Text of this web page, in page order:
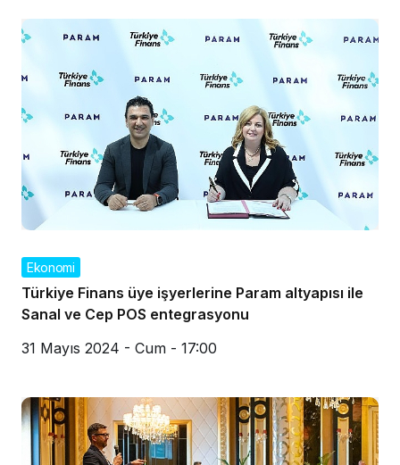
Ekonomi
Türkiye Finans üye işyerlerine Param altyapısı ile
Sanal ve Cep POS entegrasyonu
31 Mayıs 2024 - Cum - 17:00